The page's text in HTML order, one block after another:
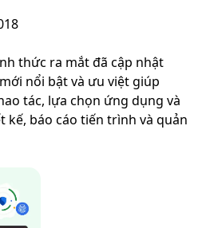
thức ra mắt đã cập nhật
nổi bật và ưu việt giúp
tác, lựa chọn ứng dụng và
báo cáo tiến trình và quản